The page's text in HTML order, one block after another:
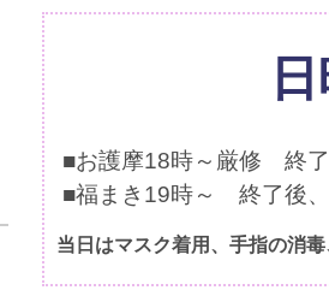
■お護摩18時～厳修 終
■福まき19時～ 終了後
当日はマスク着用、手指の消